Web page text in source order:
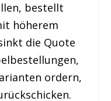
bestellt
höherem
die Quote
ordern,